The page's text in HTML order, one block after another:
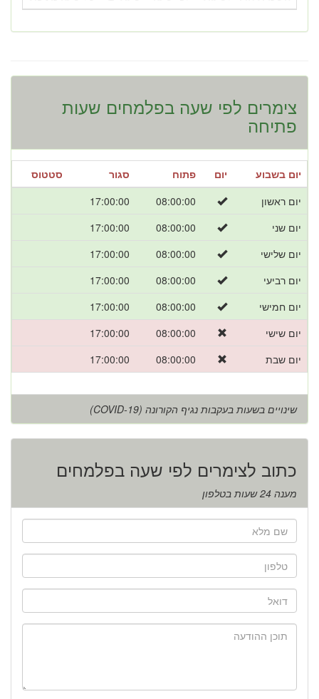
צימרים לפי שעה בפלמחים שעות
פתיחה
יום בשבוע יום פתוח סגור
סטטוס
יום ראשון
08:00:00
17:00:00
יום שני
08:00:00
17:00:00
יום שלישי
08:00:00
17:00:00
יום רביעי
08:00:00
17:00:00
יום חמישי
08:00:00
17:00:00
יום שישי
08:00:00
17:00:00
יום שבת
08:00:00
17:00:00
שינויים בשעות בעקבות נגיף הקורונה (COVID-19)
כתוב לצימרים לפי שעה בפלמחים
מענה 24 שעות בטלפון